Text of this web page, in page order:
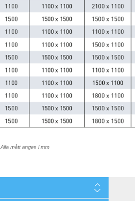
Alla mått anges i mm